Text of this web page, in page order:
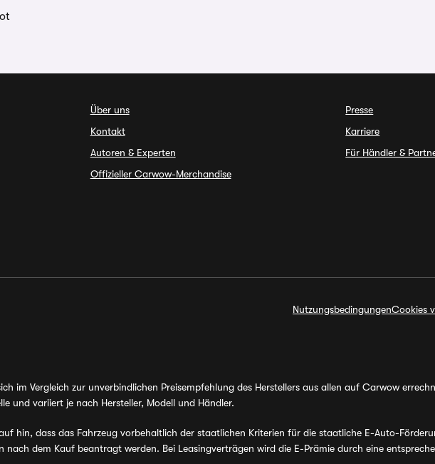
Über uns
Kontakt
Autoren & Experten
Offizieller Carwow-Merchandise
Presse
Karriere
Für Händler &
NutzungsbedingungenCookies
im Vergleich zur unverbindlichen Preisempfehlung des Herstellers aus allen auf Carwow
und variiert je nach Hersteller, Modell und Händler.
hin, dass das Fahrzeug vorbehaltlich der staatlichen Kriterien für die staatliche E-Auto-
nach dem Kauf beantragt werden. Bei Leasingverträgen wird die E-Prämie durch eine